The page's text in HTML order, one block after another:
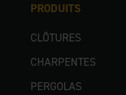
PRODUITS
CLÔTURES
CHARPENTES
PERGOLAS